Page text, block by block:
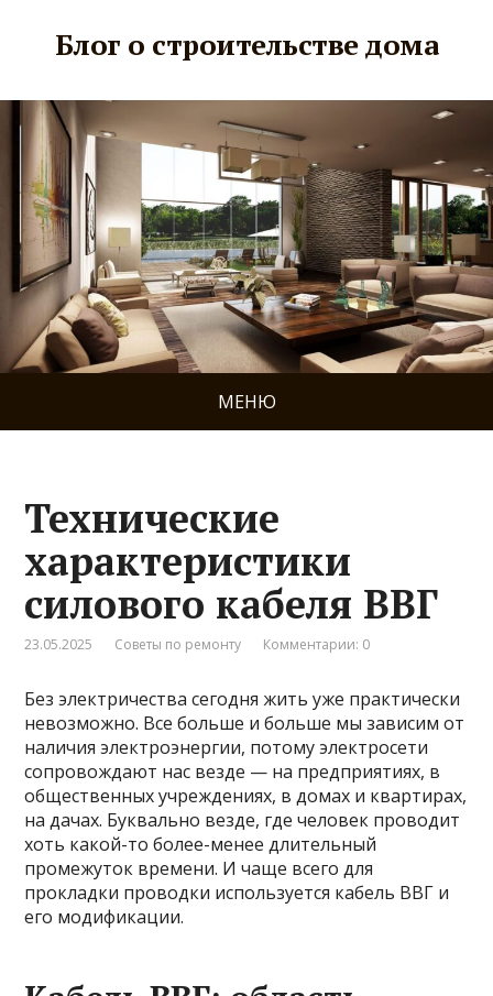
Блог о строительстве дома
МЕНЮ
Технические
характеристики
силового кабеля ВВГ
23.05.2025 Советы по ремонту Комментарии: 0
Без электричества сегодня жить уже практически
невозможно. Все больше и больше мы зависим от
наличия электроэнергии, потому электросети
сопровождают нас везде — на предприятиях, в
общественных учреждениях, в домах и квартирах,
на дачах. Буквально везде, где человек проводит
хоть какой-то более-менее длительный
промежуток времени. И чаще всего для
прокладки проводки используется кабель ВВГ и
его модификации.